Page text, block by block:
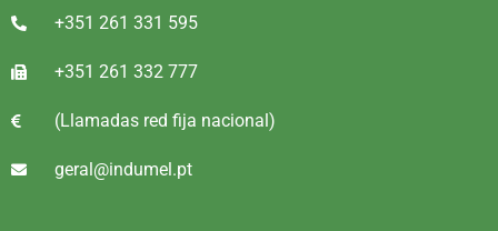
+351 261 331 595
+351 261 332 777
(Llamadas red fija nacional)
geral@indumel.pt